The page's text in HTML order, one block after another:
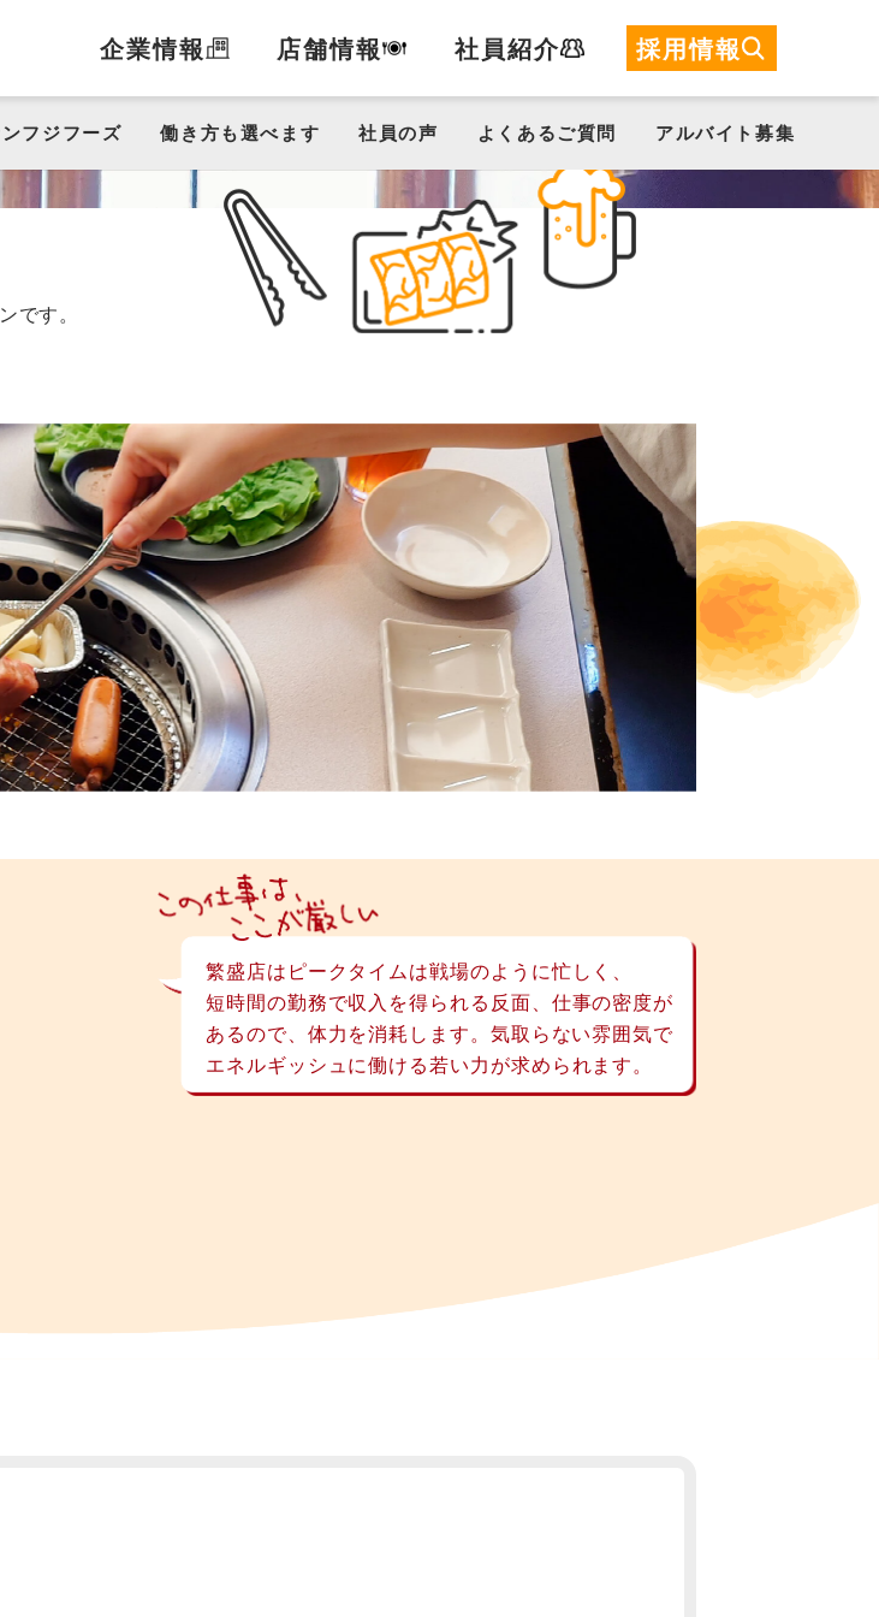
企業情報 店舗情報 社員紹介 採用情報
フジフーズ 働き方も選べます 社員の声 よくあるご質問 アルバイト募集
珈琲所
コメダ珈琲店
PIZZA
SALVATORE
CUOMO
募集要項 応募フォーム
です。
繁盛店はピークタイムは戦場のように忙しく、
短時間の勤務で収入を得られる反面、仕事の密度が
あるので、体力を消耗します。気取らない雰囲気で
エネルギッシュに働ける若い力が求められます。